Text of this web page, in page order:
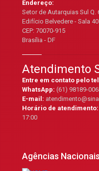
Endereço:
Setor de Autarquias Sul Q.
Edifício Belvedere - Sala
CEP: 70070-915
Brasília - DF
Atendimento
Entre em contato pelo
WhatsApp:(61) 98189-
E-mail:
Horário de atendimento:
17:00
Agências